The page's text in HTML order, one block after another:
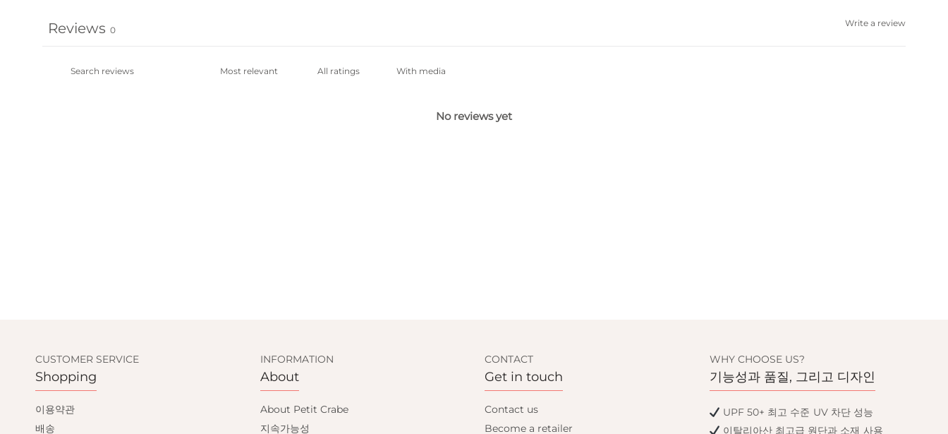
Write a review
Reviews 0
With media
No reviews yet
CUSTOMER SERVICE
Shopping
이용약관
배송
INFORMATION
About
About Petit Crabe
지속가능성
CONTACT
Get in touch
Contact us
Become a retailer
WHY CHOOSE US?
기능성과 품질, 그리고 디자인
UPF 50+ 최고 수준 UV 차단 성능
이탈리아산 최고급 원단과 소재 사용
UP AND GET
10% OFF